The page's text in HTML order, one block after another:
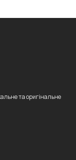
та оригінальне